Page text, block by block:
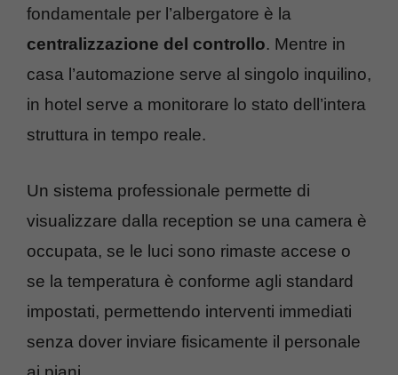
fondamentale per l’albergatore è la
centralizzazione del controllo. Mentre in
casa l’automazione serve al singolo inquilino,
in hotel serve a monitorare lo stato dell’intera
struttura in tempo reale.
Un sistema professionale permette di
visualizzare dalla reception se una camera è
occupata, se le luci sono rimaste accese o
se la temperatura è conforme agli standard
impostati, permettendo interventi immediati
senza dover inviare fisicamente il personale